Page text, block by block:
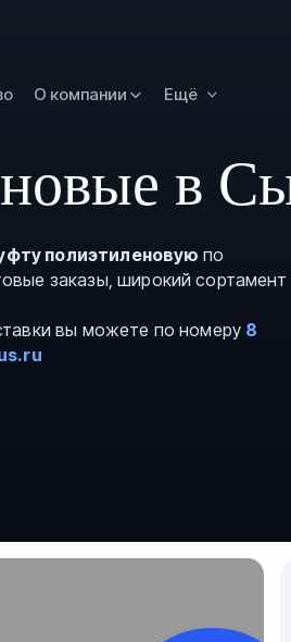
О компании Ещё
в
полиэтиленовую по
заказы, широкий сортамент
вы можете по номеру 8